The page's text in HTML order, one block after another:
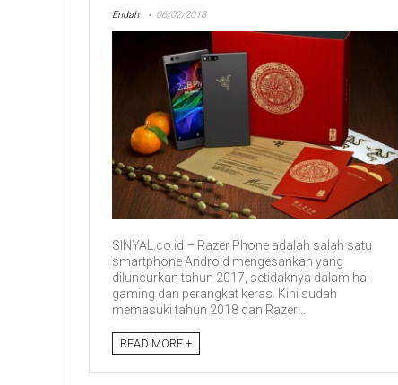
Endah 06/02/2018
SINYAL.co.id – Razer Phone adalah salah satu
smartphone Android mengesankan yang
diluncurkan tahun 2017, setidaknya dalam hal
gaming dan perangkat keras. Kini sudah
memasuki tahun 2018 dan Razer ...
READ MORE +